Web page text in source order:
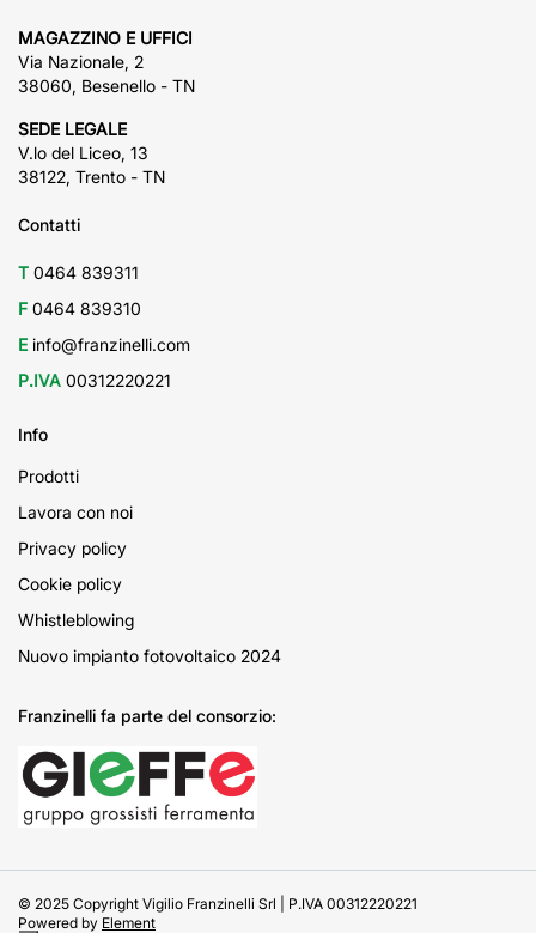
MAGAZZINO E UFFICI
Via Nazionale, 2
38060, Besenello - TN
SEDE LEGALE
V.lo del Liceo, 13
38122, Trento - TN
Contatti
T 0464 839311
F 0464 839310
E info@franzinelli.com
P.IVA 00312220221
Info
Prodotti
Lavora con noi
Privacy policy
Cookie policy
Whistleblowing
Nuovo impianto fotovoltaico 2024
Franzinelli fa parte del consorzio:
© 2025 Copyright Vigilio Franzinelli Srl | P.IVA 00312220221
Powered by Element